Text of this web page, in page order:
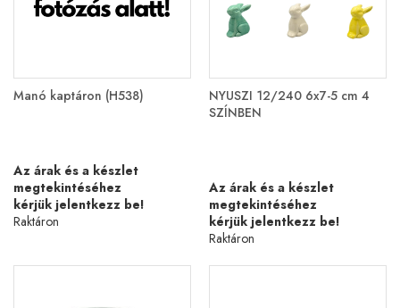
Manó kaptáron (H538)
Az árak és a készlet
megtekintéséhez
kérjük jelentkezz be!
Raktáron
NYUSZI 12/240 6x7-5 cm 4
SZÍNBEN
Az árak és a készlet
megtekintéséhez
kérjük jelentkezz be!
Raktáron